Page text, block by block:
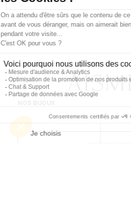
CONTACTEZ-NOUS